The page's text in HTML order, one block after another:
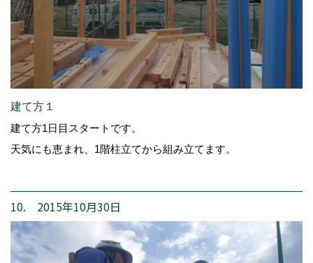
建て方１
建て方1日目スタートです。
天気にも恵まれ、1階柱立てから組み立てます。
10. 2015年10月30日